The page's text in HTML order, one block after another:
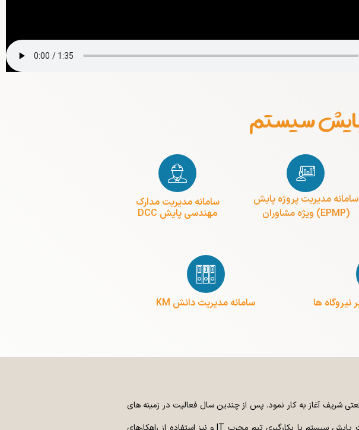
سیستم
سامانه مدیریت پروژه پایش
(EPMP) ویژه مشاوران
سامانه مدیریت مدارک
مهندسی پایش DCC
نیروگاه ها سامانه مدیریت دانش KM
دانشگاه صنعتی شریف آغاز به کار نمود. پس از چندین سال فعالیت در زمینه های